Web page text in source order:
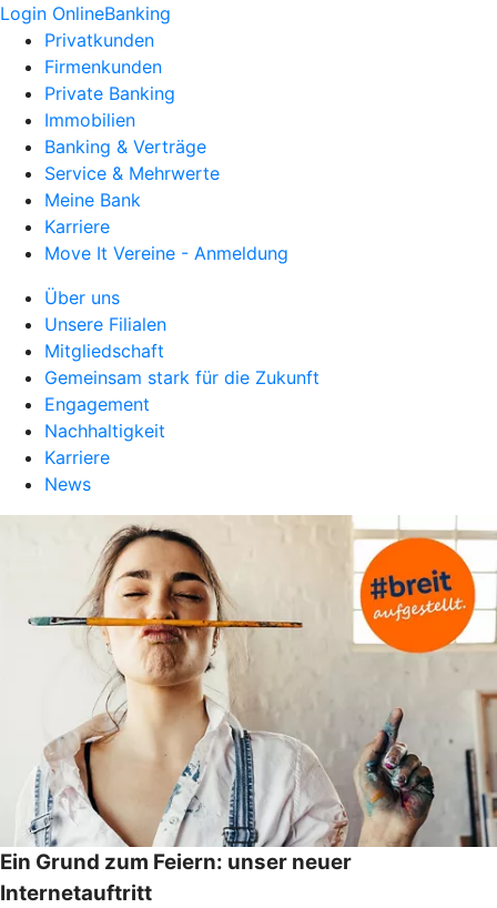
Login OnlineBanking
Privatkunden
Firmenkunden
Private Banking
Immobilien
Banking & Verträge
Service & Mehrwerte
Meine Bank
Karriere
Move It Vereine - Anmeldung
Über uns
Unsere Filialen
Mitgliedschaft
Gemeinsam stark für die Zukunft
Engagement
Nachhaltigkeit
Karriere
News
Ein Grund zum Feiern: unser neuer
Internetauftritt